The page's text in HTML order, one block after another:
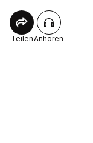
TeilenAnhören